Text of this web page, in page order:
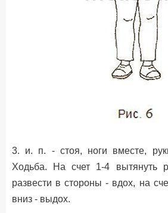
3. и. п. - стоя, ноги вместе,
Ходьба. На счет 1-4 вытянуть
развести в стороны - вдох, на
вниз - выдох.